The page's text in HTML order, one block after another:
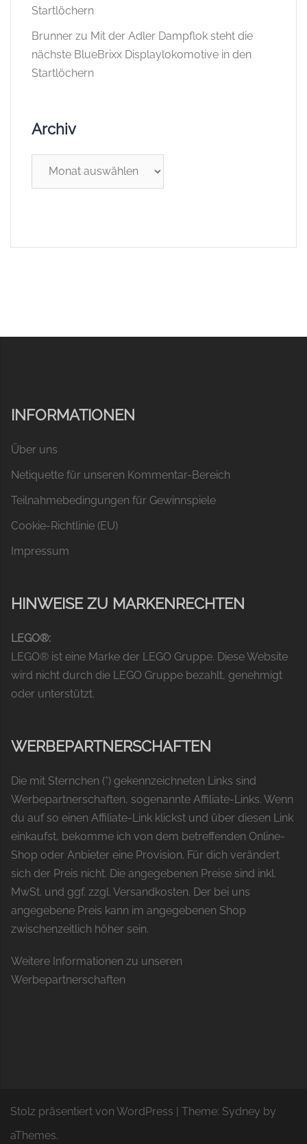
Startlöchern
Brunner zu Mit der Adler Dampflok steht die
nächste BlueBrixx Displaylokomotive in den
Startlöchern
Archiv
INFORMATIONEN
Über uns
Netiquette für unseren Kommentar-Bereich
Teilnahmebedingungen für Gewinnspiele
Cookie-Richtlinie (EU)
Impressum
HINWEISE ZU MARKENRECHTEN
LEGO®:
LEGO® ist eine Marke der LEGO Gruppe. Diese Website
wird nicht durch die LEGO Gruppe bezahlt, genehmigt
oder unterstützt.
WERBEPARTNERSCHAFTEN
Die mit Sternchen (*) gekennzeichneten Links sind
Werbepartnerschaften, sogenannte Affiliate-Links. Wenn
du auf so einen Affiliate-Link klickst und über diesen Link
einkaufst, bekomme ich von dem betreffenden Online-
Shop oder Anbieter eine Provision. Für dich verändert
sich der Preis nicht. Die angegebenen Preise sind inkl.
MwSt. und ggf. zzgl. Versandkosten. Der bei uns
angegebene Preis kann im angegebenen Shop
zwischenzeitlich höher sein.
Weitere Informationen zu unseren
Werbepartnerschaften
Stolz präsentiert von WordPress | Theme: Sydney by
aThemes.